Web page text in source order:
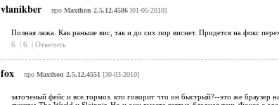
vlanikber про Maxthon 2.5.12.4586[01-05-2010]
Полная лажа. Как раньше вис, так и до сих пор виснет. Придется на фокс
6
| 6 | Ответить
fox про Maxthon 2.5.12.4551 [30-03-2010]
заточеный фейс и все.тормоз. кто говорит что он быстрый?--это же браузер